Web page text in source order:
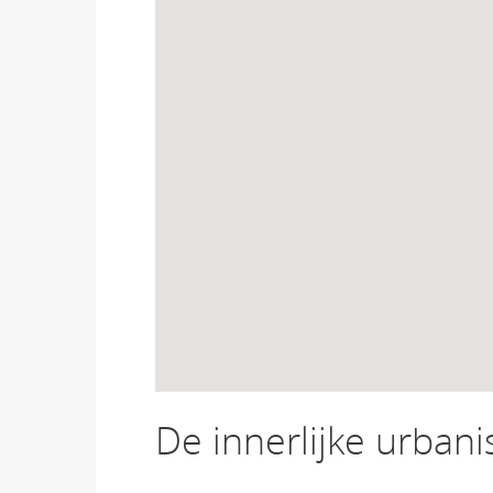
De innerlijke